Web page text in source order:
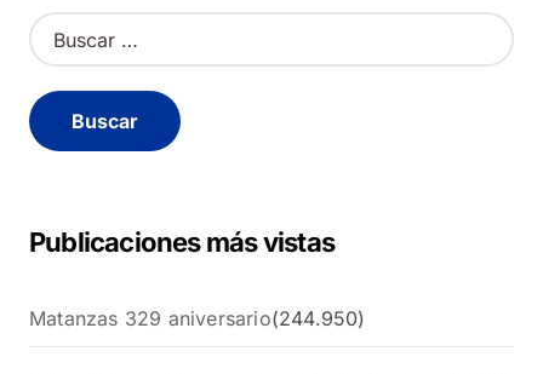
B
u
c
a
Publicaciones más vistas
Matanzas 329 aniversario(244.950)